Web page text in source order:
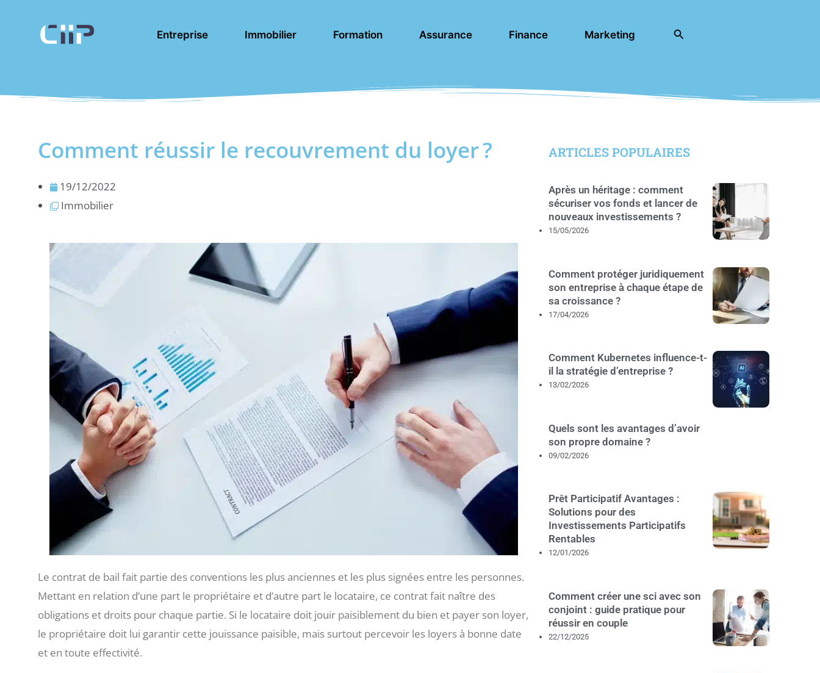
Entreprise Immobilier Formation Assurance Finance Marketing Rechercher
Comment réussir le recouvrement du loyer ?
19/12/2022
Immobilier
Le contrat de bail fait partie des conventions les plus anciennes et les plus signées entre les personnes.
Mettant en relation d’une part le propriétaire et d’autre part le locataire, ce contrat fait naître des
obligations et droits pour chaque partie. Si le locataire doit jouir paisiblement du bien et payer son loyer,
le propriétaire doit lui garantir cette jouissance paisible, mais surtout percevoir les loyers à bonne date
et en toute effectivité.
ARTICLES POPULAIRES
Après un héritage : comment
sécuriser vos fonds et lancer de
nouveaux investissements ?
15/05/2026
Comment protéger juridiquement
son entreprise à chaque étape de
sa croissance ?
17/04/2026
Comment Kubernetes influence-t-
il la stratégie d’entreprise ?
13/02/2026
Quels sont les avantages d’avoir
son propre domaine ?
09/02/2026
Prêt Participatif Avantages :
Solutions pour des
Investissements Participatifs
Rentables
12/01/2026
Comment créer une sci avec son
conjoint : guide pratique pour
réussir en couple
22/12/2025